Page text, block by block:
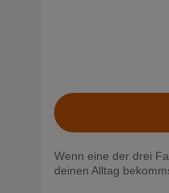
Wenn eine der drei
deinen Alltag